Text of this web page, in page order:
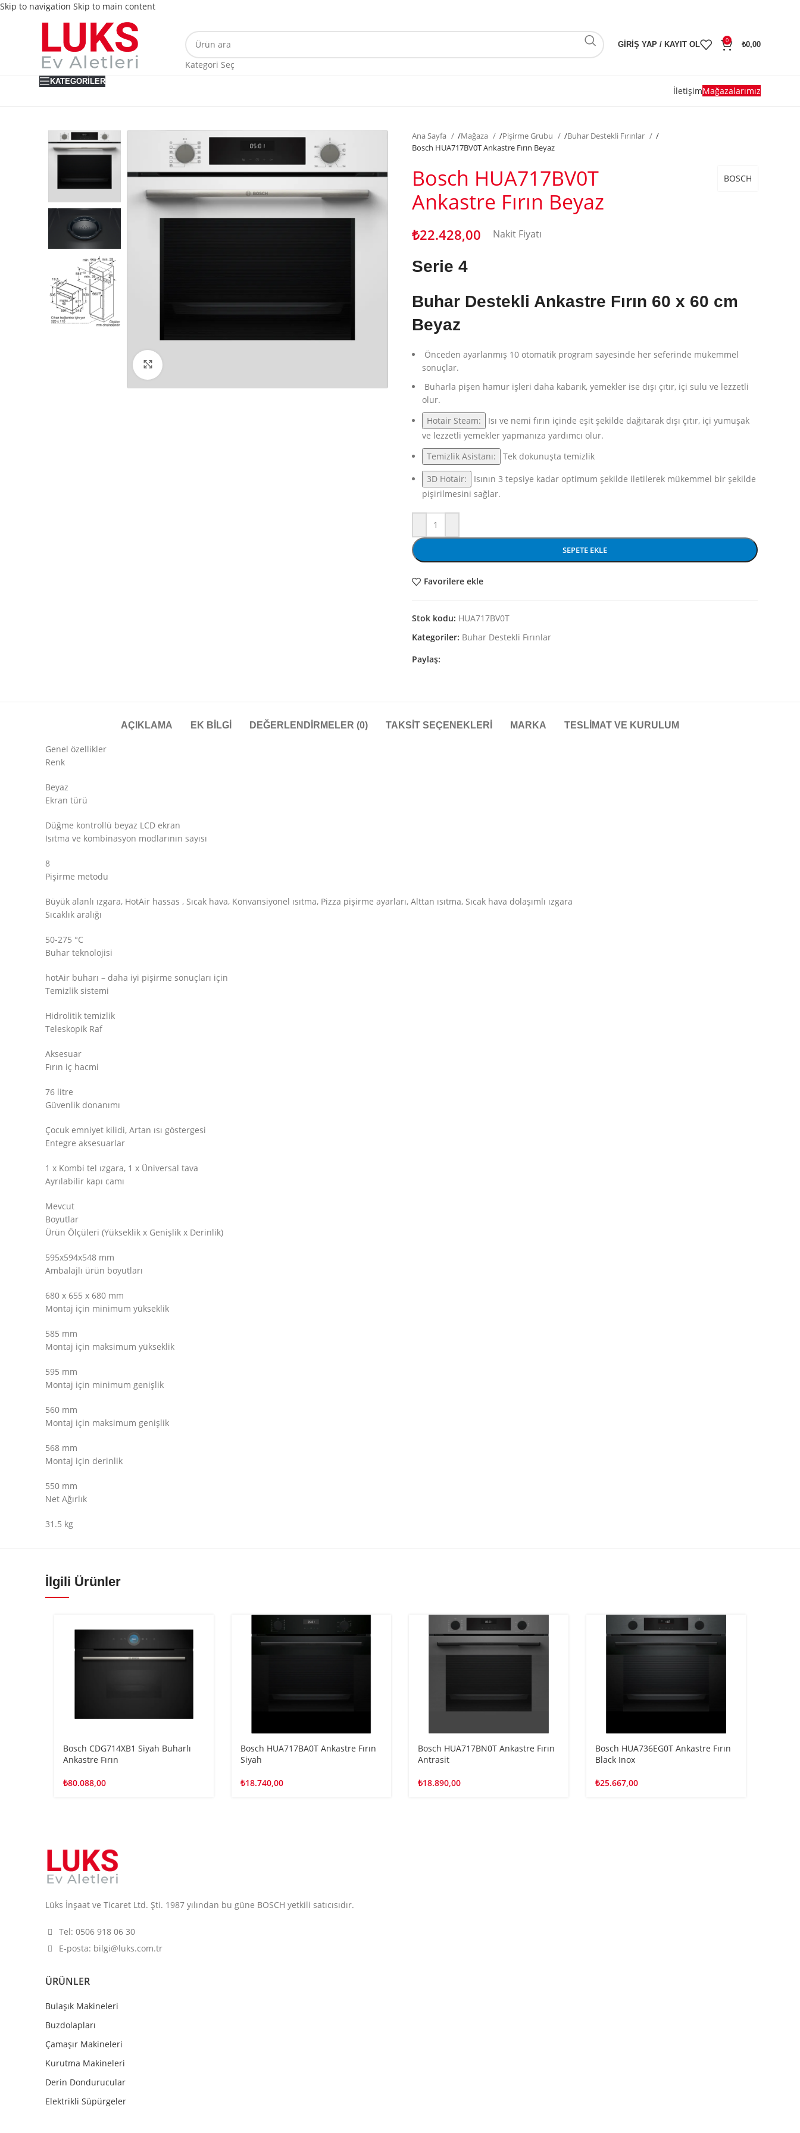
Skip to navigation Skip to main content
Kategori Seç
GIRIŞ YAP / KAYIT OL 0 ₺0,00
KATEGORILER
İletişimMağazalarımız
Ana Sayfa /Mağaza /Pişirme Grubu /Buhar Destekli Fırınlar
/
Bosch HUA717BV0T Ankastre Fırın Beyaz
Bosch HUA717BV0T
Ankastre Fırın Beyaz
BOSCH
₺22.428,00 Nakit Fiyatı
Serie 4
Buhar Destekli Ankastre Fırın 60 x 60 cm
Beyaz
Önceden ayarlanmış 10 otomatik program sayesinde her seferinde mükemmel
sonuçlar.
Buharla pişen hamur işleri daha kabarık, yemekler ise dışı çıtır, içi sulu ve lezzetli
olur.
Hotair Steam:
Isı ve nemi fırın içinde eşit şekilde dağıtarak dışı çıtır, içi yumuşak
ve lezzetli yemekler yapmanıza yardımcı olur.
Temizlik Asistanı:
Tek dokunuşta temizlik
3D Hotair:
Isının 3 tepsiye kadar optimum şekilde iletilerek mükemmel bir şekilde
pişirilmesini sağlar.
SEPETE EKLE
Favorilere ekle
Stok kodu: HUA717BV0T
Kategoriler: Buhar Destekli Fırınlar
Paylaş:
AÇIKLAMA EK BILGI DEĞERLENDIRMELER (0) TAKSIT SEÇENEKLERI MARKA TESLIMAT VE KURULUM
Genel özellikler
Renk
Beyaz
Ekran türü
Düğme kontrollü beyaz LCD ekran
Isıtma ve kombinasyon modlarının sayısı
8
Pişirme metodu
Büyük alanlı ızgara, HotAir hassas , Sıcak hava, Konvansiyonel ısıtma, Pizza pişirme ayarları, Alttan ısıtma, Sıcak hava dolaşımlı ızgara
Sıcaklık aralığı
50-275 °C
Buhar teknolojisi
hotAir buharı – daha iyi pişirme sonuçları için
Temizlik sistemi
Hidrolitik temizlik
Teleskopik Raf
Aksesuar
Fırın iç hacmi
76 litre
Güvenlik donanımı
Çocuk emniyet kilidi, Artan ısı göstergesi
Entegre aksesuarlar
1 x Kombi tel ızgara, 1 x Üniversal tava
Ayrılabilir kapı camı
Mevcut
Boyutlar
Ürün Ölçüleri (Yükseklik x Genişlik x Derinlik)
595x594x548 mm
Ambalajlı ürün boyutları
680 x 655 x 680 mm
Montaj için minimum yükseklik
585 mm
Montaj için maksimum yükseklik
595 mm
Montaj için minimum genişlik
560 mm
Montaj için maksimum genişlik
568 mm
Montaj için derinlik
550 mm
Net Ağırlık
31.5 kg
İlgili Ürünler
Bosch CDG714XB1 Siyah Buharlı
Ankastre Fırın
₺80.088,00
Bosch HUA717BA0T Ankastre Fırın
Siyah
₺18.740,00
Bosch HUA717BN0T Ankastre Fırın
Antrasit
₺18.890,00
Bosch HUA736EG0T Ankastre Fırın
Black Inox
₺25.667,00
Lüks İnşaat ve Ticaret Ltd. Şti. 1987 yılından bu güne BOSCH yetkili satıcısıdır.
Tel: 0506 918 06 30
E-posta: bilgi@luks.com.tr
ÜRÜNLER
Bulaşık Makineleri
Buzdolapları
Çamaşır Makineleri
Kurutma Makineleri
Derin Dondurucular
Elektrikli Süpürgeler